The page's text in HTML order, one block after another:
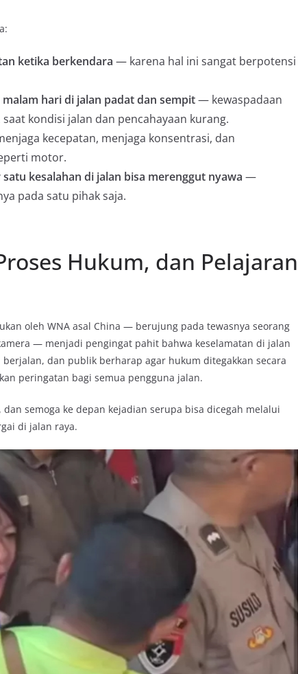
ketika berkendara — karena hal ini sangat berpotensi
hari di jalan padat dan sempit— kewaspadaan
kondisi jalan dan pencahayaan kurang.
kecepatan, menjaga konsentrasi, dan
motor.
kesalahan di jalan bisa merenggut nyawa —
pada satu pihak saja.
Hukum, dan Pelajaran
oleh WNA asal China — berujung pada tewasnya seorang
— menjadi pengingat pahit bahwa keselamatan di jalan
dan publik berharap agar hukum ditegakkan secara
peringatan bagi semua pengguna jalan.
semoga ke depan kejadian serupa bisa dicegah melalui
di jalan raya.